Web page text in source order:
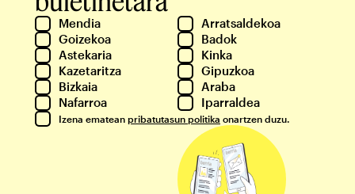
Mendia
Arratsaldekoa
Goizekoa
Badok
Astekaria
Kinka
Kazetaritza
Gipuzkoa
Bizkaia
Araba
Nafarroa
Iparraldea
Izena ematean pribatutasun politika onartzen duzu.